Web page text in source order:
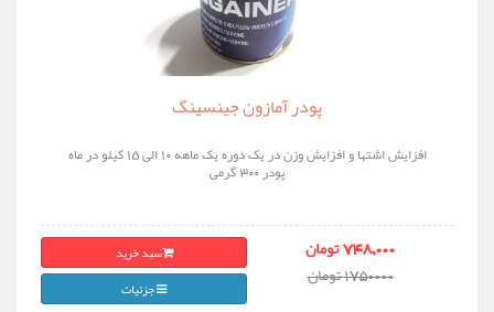
پودر آمازون جینسینگ
افزایش اشتها و افزایش وزن در یک دوره یک ماهه 10 الی 15 کیلو در ماه
پودر 300 گرمی
748,000 تومان
1750000 تومان
سبد خرید
جزئیات